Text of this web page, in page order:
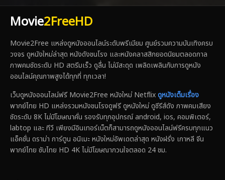
Movie2FreeHD
Movie2Free แหล่งดูหนังออนไลน์ระดับพรีเมียม ศูนย์รวมความบันเทิงครบ
วงจร ดูหนังใหม่ล่าสุด หนังดังชนโรง และหนังคลาสสิกยอดนิยมตลอดกาล
ภาพคมชัดระดับ HD สตรีมเร็ว ดูลื่น ไม่มีสะดุด เพลิดเพลินกับการดูหนัง
ออนไลน์คุณภาพสูงได้ทุกที่ ทุกเวลา!
เว็บดูหนังออนไลน์ฟรี Movie2Free หนังใหม่ Netflixดูหนังเต็มเรื่อง
พากย์ไทย HD แหล่งรวมหนังชนโรงดูฟรี ดูหนังใหม่ ดูซีรีส์ดัง ภาพคมเสียง
ชัดระดับ 8K ไม่มีโฆษณาคั่น รองรับทุกอุปกรณ์ android, ios, คอมพิเตอร์,
labtop และ ทีวี เพียงมีอินเทอร์เน็ตก็สามารถดูหนังออนไลน์ฟรีครบทุกแนว
แอ็คชั่น ดราม่า การ์ตูน อนิเมะ หนังใหม่อัพเดตล่าสุด หนังฝรั่ง เกาหลี จีน
พากย์ไทย ซับไทย HD 4K ไม่มีโฆษณากวนใจตลอด 24 ชม.